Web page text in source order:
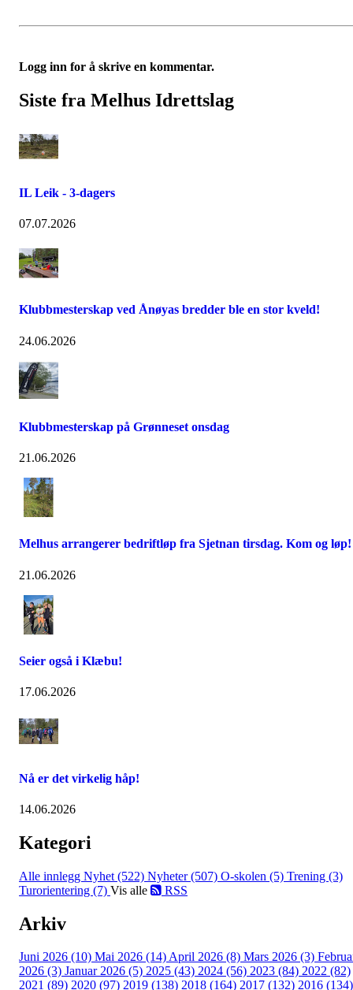
Logg inn for å skrive en kommentar.
Siste fra Melhus Idrettslag
IL Leik - 3-dagers
07.07.2026
Klubbmesterskap ved Ånøyas bredder ble en stor kveld!
24.06.2026
Klubbmesterskap på Grønneset onsdag
21.06.2026
Melhus arrangerer bedriftløp fra Sjetnan tirsdag. Kom og løp!
21.06.2026
Seier også i Klæbu!
17.06.2026
Nå er det virkelig håp!
14.06.2026
Kategori
Alle innlegg Nyhet (522) Nyheter (507) O-skolen (5) Trening (3)
Turorientering (7) Vis alle RSS
Arkiv
Juni 2026 (10) Mai 2026 (14)April 2026 (8) Mars 2026 (3)
2026 (3) Januar 2026 (5) 2025 (43) 2024 (56) 2023 (84) 2022 (82)
2021 (89) 2020 (97) 2019 (138) 2018 (164) 2017 (132) 2016 (134)